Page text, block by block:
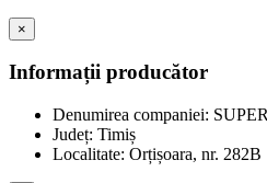
×
Informații producător
Denumirea companiei:
Județ: Timiș
Localitate: Orțișoara, nr. 282B